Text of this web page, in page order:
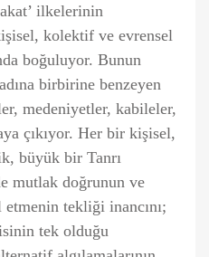
ilkelerinin
kolektif ve evrensel
boğuluyor. Bunun
birbirine benzeyen
medeniyetler, kabileler,
çıkıyor. Her bir kişisel,
büyük bir Tanrı
mutlak doğrunun ve
tekliği inancını;
tek olduğu